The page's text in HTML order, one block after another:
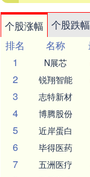
个股涨幅 个股跌幅
排名
名称
1
N展芯
2 锐翔智能
3 志特新材
4 博腾股份
5 近岸蛋白
6 毕得医药
7 五洲医疗